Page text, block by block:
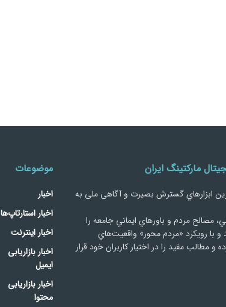
مارکتینگ ایران
ابزارهاي گسترش بصیرت و آگاهی ملی به
مصالح مردم و باورهاي ايماني جامعه را
با رويكرد «مردم‌ محور» واقعيت‌هاي
و مطالب مفید را در اختیار کاربران خود قرار
موضوعات
اخبار
اخبار استارتاپ‌ها
اخبار اینترنت
اخبار بازاریابی
ایمیل
اخبار بازاریابی
محتوا